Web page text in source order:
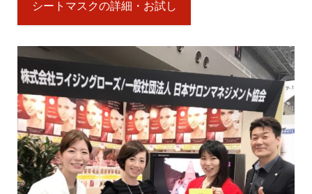
シートマスクの詳細・お試し